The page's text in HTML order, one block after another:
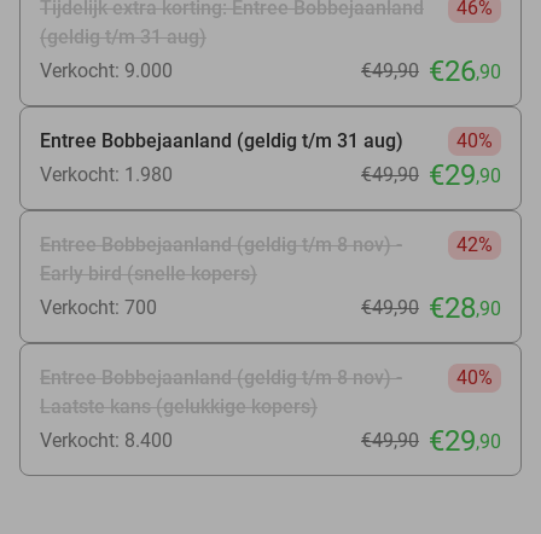
Tijdelijk extra korting: Entree Bobbejaanland
(geldig t/m 31 aug)
46%
Verkocht: 9.000 €49,90 €26,90
Entree Bobbejaanland (geldig t/m 31 aug)
40%
Verkocht: 1.980
€49,90 €29,90
Entree Bobbejaanland (geldig t/m 8 nov) -
Early bird (snelle kopers)
42%
Verkocht: 700 €49,90 €28,90
Entree Bobbejaanland (geldig t/m 8 nov) -
Laatste kans (gelukkige kopers)
40%
Verkocht: 8.400 €49,90 €29,90